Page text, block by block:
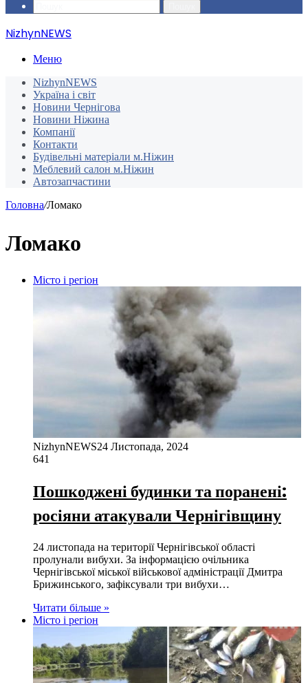
NizhynNEWS
Меню
NizhynNEWS
Україна і світ
Новини Чернігова
Новини Ніжина
Компанії
Контакти
Будівельні матеріали м.Ніжин
Меблевий салон м.Ніжин
Автозапчастини
Головна/Ломако
Ломако
Місто і регіон
NizhynNEWS24 Листопада, 2024
641
Пошкоджені будинки та поранені:
росіяни атакували Чернігівщину
24 листопада на території Чернігівської області
пролунали вибухи. За інформацією очільника
Чернігівської міської військової адміністрації Дмитра
Брижинського, зафіксували три вибухи…
Читати більше »
Місто і регіон